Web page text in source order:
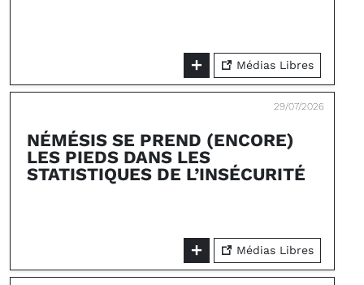
Médias Libres
29/07/2026
NÉMÉSIS SE PREND (ENCORE)
LES PIEDS DANS LES
STATISTIQUES DE L’INSÉCURITÉ
Médias Libres